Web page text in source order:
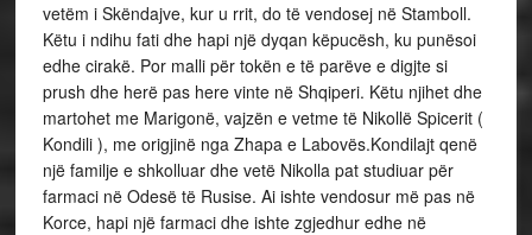
vetëm i Skëndajve, kur u rrit, do të vendosej në Stamboll.
Këtu i ndihu fati dhe hapi një dyqan këpucësh, ku punësoi
edhe cirakë. Por malli për tokën e të parëve e digjte si
prush dhe herë pas here vinte në Shqiperi. Këtu njihet dhe
martohet me Marigonë, vajzën e vetme të Nikollë Spicerit (
Kondili ), me origjinë nga Zhapa e Labovës.Kondilajt qenë
një familje e shkolluar dhe vetë Nikolla pat studiuar për
farmaci në Odesë të Rusise. Ai ishte vendosur më pas në
Korce, hapi një farmaci dhe ishte zgjedhur edhe në